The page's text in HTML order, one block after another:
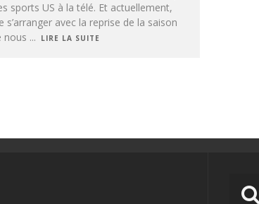
sports US à la télé. Et actuellement,
s’arranger avec la reprise de la saison
nous ... LIRE LA SUITE